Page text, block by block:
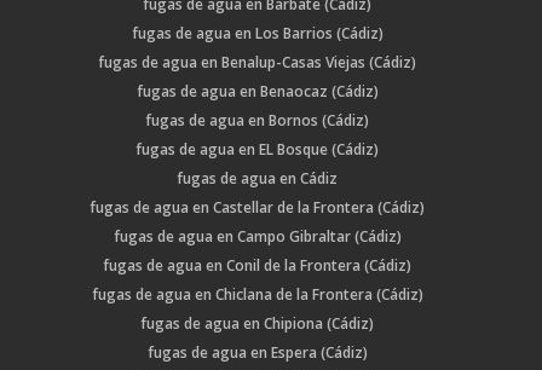
fugas de agua en Barbate (Cádiz)
fugas de agua en Los Barrios (Cádiz)
fugas de agua en Benalup-Casas Viejas (Cádiz)
fugas de agua en Benaocaz (Cádiz)
fugas de agua en Bornos (Cádiz)
fugas de agua en EL Bosque (Cádiz)
fugas de agua en Cádiz
fugas de agua en Castellar de la Frontera (Cádiz)
fugas de agua en Campo Gibraltar (Cádiz)
fugas de agua en Conil de la Frontera (Cádiz)
fugas de agua en Chiclana de la Frontera (Cádiz)
fugas de agua en Chipiona (Cádiz)
fugas de agua en Espera (Cádiz)